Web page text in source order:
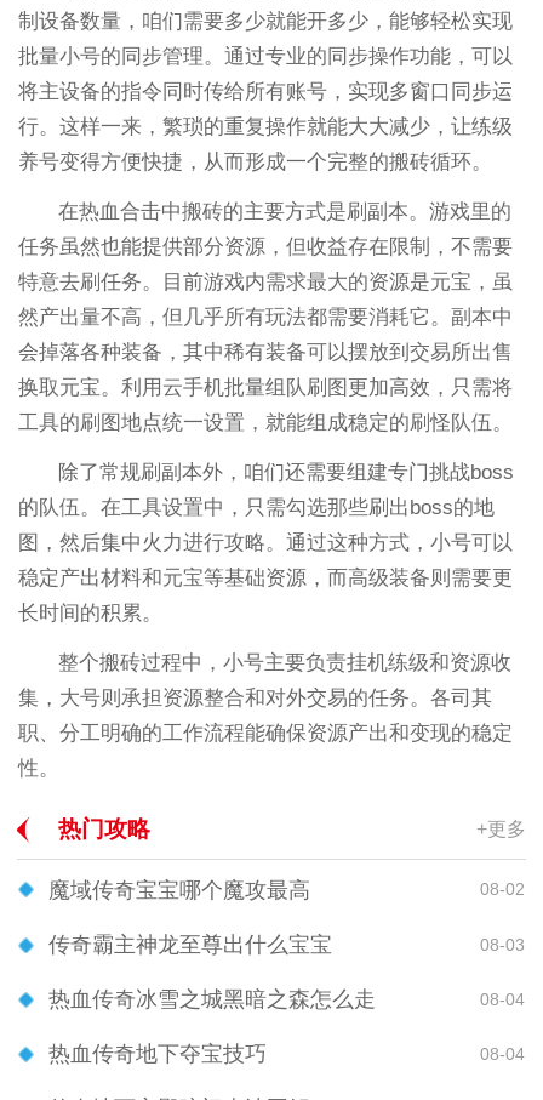
制设备数量，咱们需要多少就能开多少，能够轻松实现
批量小号的同步管理。通过专业的同步操作功能，可以
将主设备的指令同时传给所有账号，实现多窗口同步运
行。这样一来，繁琐的重复操作就能大大减少，让练级
养号变得方便快捷，从而形成一个完整的搬砖循环。
在热血合击中搬砖的主要方式是刷副本。游戏里的
任务虽然也能提供部分资源，但收益存在限制，不需要
特意去刷任务。目前游戏内需求最大的资源是元宝，虽
然产出量不高，但几乎所有玩法都需要消耗它。副本中
会掉落各种装备，其中稀有装备可以摆放到交易所出售
换取元宝。利用云手机批量组队刷图更加高效，只需将
工具的刷图地点统一设置，就能组成稳定的刷怪队伍。
除了常规刷副本外，咱们还需要组建专门挑战boss
的队伍。在工具设置中，只需勾选那些刷出boss的地
图，然后集中火力进行攻略。通过这种方式，小号可以
稳定产出材料和元宝等基础资源，而高级装备则需要更
长时间的积累。
整个搬砖过程中，小号主要负责挂机练级和资源收
集，大号则承担资源整合和对外交易的任务。各司其
职、分工明确的工作流程能确保资源产出和变现的稳定
性。
热门攻略 +更多
魔域传奇宝宝哪个魔攻最高 08-02
传奇霸主神龙至尊出什么宝宝 08-03
热血传奇冰雪之城黑暗之森怎么走 08-04
热血传奇地下夺宝技巧 08-04